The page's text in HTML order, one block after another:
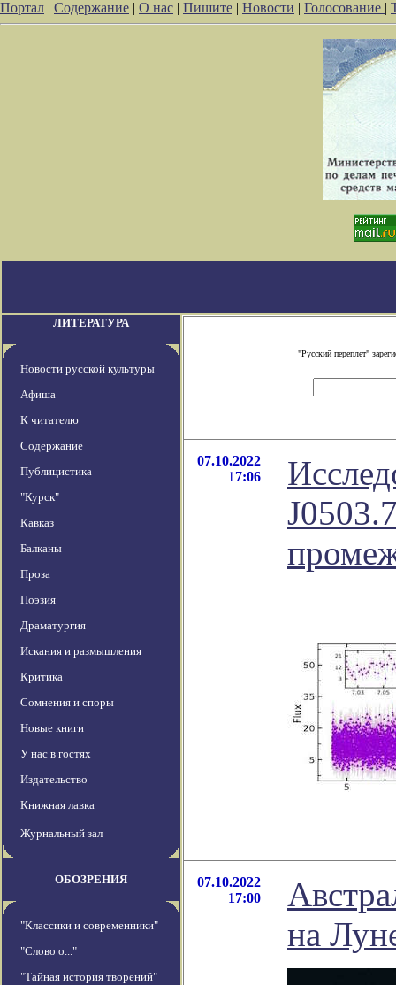
Портал | Содержание | О нас | Пишите | Новости | Голосование |
ЛИТЕРАТУРА
Новости русской культуры
Афиша
К читателю
Содержание
Публицистика
"Курск"
Кавказ
Балканы
Проза
Поэзия
Драматургия
Искания и размышления
Критика
Сомнения и споры
Новые книги
У нас в гостях
Издательство
Книжная лавка
Журнальный зал
ОБОЗРЕНИЯ
"Классики и современники"
"Слово о..."
"Тайная история творений"
"Русский переплет"
07.10.2022
17:06
07.10.2022
17:00
на